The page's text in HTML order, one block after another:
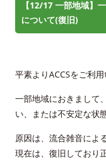
【12/17 一部地域】
について(復旧)
平素よりACCSをご利
一部地域におきまして
い、または不安定な状
原因は、流合雑音によ
現在は、復旧しており
工事内容
よくある質問と答え
マイページ
各種手続き